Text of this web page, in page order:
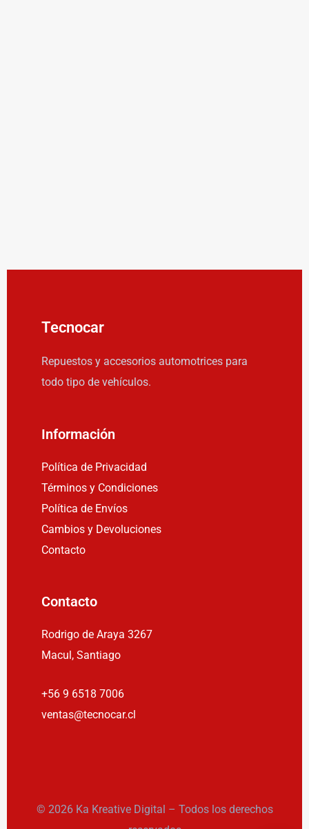
Tecnocar
Repuestos y accesorios automotrices para
todo tipo de vehículos.
Información
Política de Privacidad
Términos y Condiciones
Política de Envíos
Cambios y Devoluciones
Contacto
Contacto
Rodrigo de Araya 3267
Macul, Santiago
+56 9 6518 7006
ventas@tecnocar.cl
© 2026 Ka Kreative Digital – Todos los derechos